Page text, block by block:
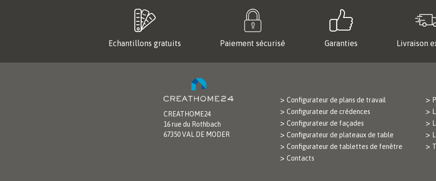
Echantillons gratuits Paiement sécurisé Garanties Livraison
CREATHOME24
16 rue du Rothbach
67350 VAL DE MODER
Configurateur de plans de travail
Configurateur de crédences
Configurateur de façades
Configurateur de plateaux de table
Configurateur de tablettes de fenêtre
Contacts